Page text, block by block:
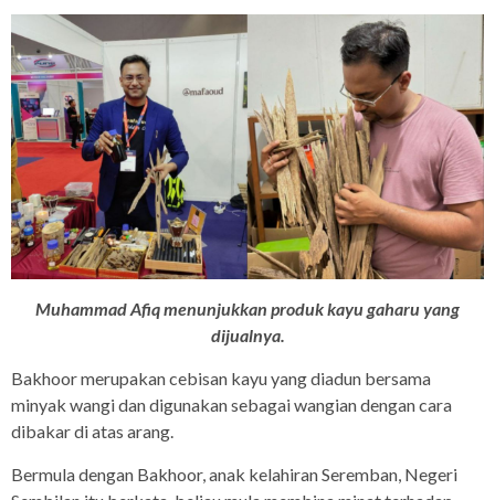
Muhammad Afiq menunjukkan produk kayu gaharu yang
dijualnya.
Bakhoor merupakan cebisan kayu yang diadun bersama
minyak wangi dan digunakan sebagai wangian dengan cara
dibakar di atas arang.
Bermula dengan Bakhoor, anak kelahiran Seremban, Negeri